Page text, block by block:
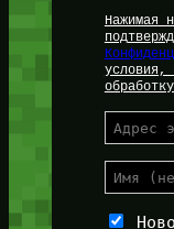
Нажимая
условия,